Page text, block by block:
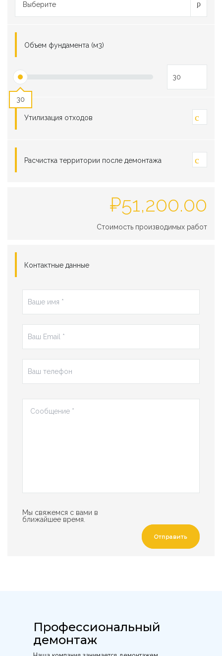
Выберите
Объем фундамента (м3)
30
Утилизация отходов
Расчистка территории после демонтажа
₽51,200.00
Стоимость производимых работ
Контактные данные
Мы свяжемся с вами в
ближайшее время.
Отправить
Профессиональный
демонтаж